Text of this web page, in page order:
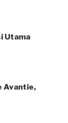
Utama
Avantie,